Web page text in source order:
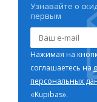
Узнавайте о
первым
Нажимая на
соглашаетесь на
персональных
«Kupibas».